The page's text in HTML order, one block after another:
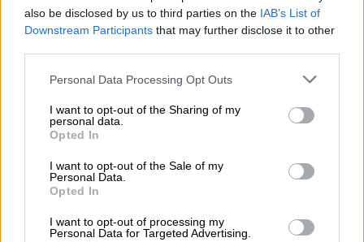
also be disclosed by us to third parties on the IAB’s List of
Downstream Participants that may further disclose it to other
Please note that this website/app uses one or more Google
not limited to your visit or usage behaviour. You may click to
grant or deny consent to Google and its third-party tags to
use your data for below specified purposes in below Google
consent section.
Personal Data Processing Opt Outs
I want to opt-out of the Sharing of my
personal data.
Opted In
I want to opt-out of the Sale of my
Personal Data.
Opted In
I want to opt-out of processing my
Personal Data for Targeted Advertising.
Εκτίμησε δε ότι ο αριθμός των κρουσμάτων
στη χώρα μας το προσεχές διάστημα «θα
κινείται στα ίδια επίπεδα με τώρα, με κάποια
σκαμπανεβάσματα μέχρι να κάνει τον κύκλο
κρούσματα». Αναφορικά με τα μέτρα
απαγόρευσης κυκλοφορίας τόνισε: «Σκοπός
είναι να περιοριστούν οι ασθενείς σπίτι
τους. Εκεί, θα μεταδώσουν τον ιό στην
οικογένειά τους, όμως η μετάδοση θα
σταματήσει εκεί».